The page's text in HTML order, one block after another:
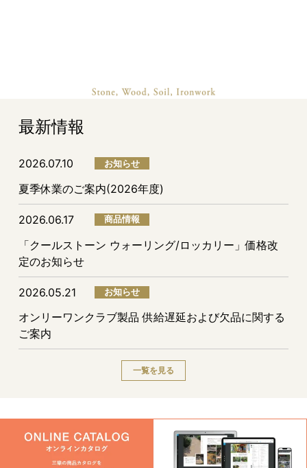
最新情報
2026.07.10 お知らせ
夏季休業のご案内(2026年度)
2026.06.17 商品情報
「クールストーン ウォーリング/ロッカリー」価格改
定のお知らせ
2026.05.21 お知らせ
オンリーワンクラブ製品 供給遅延および欠品に関する
ご案内
一覧を見る